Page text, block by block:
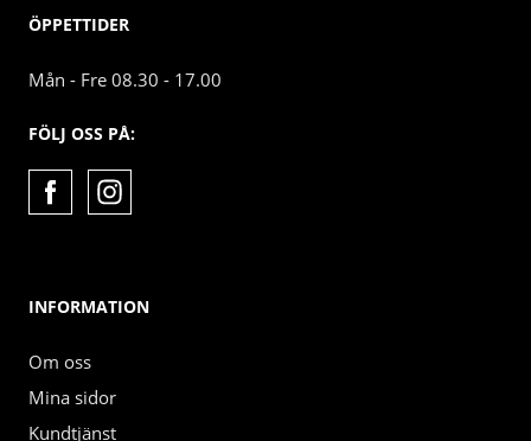
ÖPPETTIDER
Mån - Fre 08.30 - 17.00
FÖLJ OSS PÅ:
INFORMATION
Om oss
Mina sidor
Kundtjänst